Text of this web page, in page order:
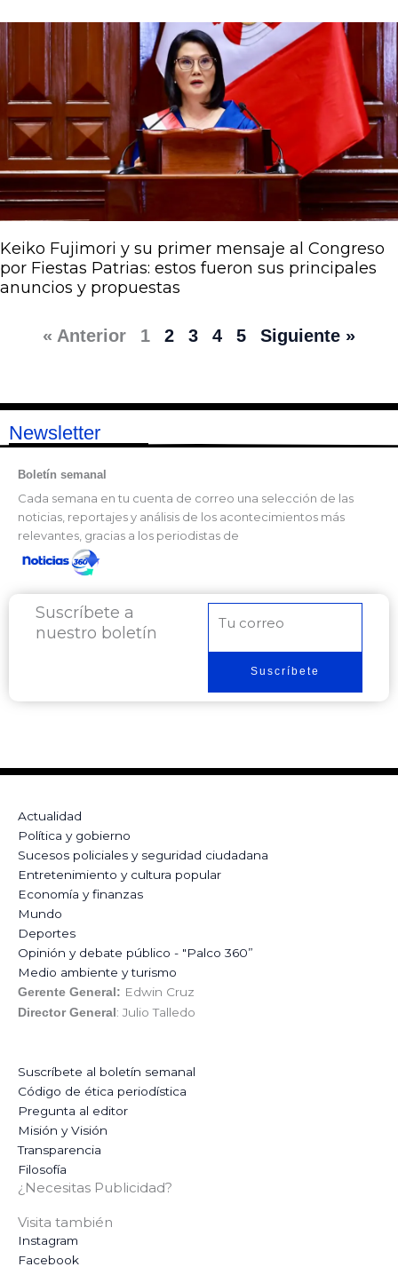
Keiko Fujimori y su primer mensaje al Congreso
por Fiestas Patrias: estos fueron sus principales
anuncios y propuestas
« Anterior 1 2 3 4 5 Siguiente »
Newsletter
Boletín semanal
Cada semana en tu cuenta de correo una selección de las
noticias, reportajes y análisis de los acontecimientos más
relevantes, gracias a los periodistas de
Suscríbete a
nuestro boletín
electrónico
Suscríbete
Actualidad
Política y gobierno
Sucesos policiales y seguridad ciudadana
Entretenimiento y cultura popular
Economía y finanzas
Mundo
Deportes
Opinión y debate público - "Palco 360”
Medio ambiente y turismo
Gerente General: Edwin Cruz
Director General : Julio Talledo
Suscríbete al boletín semanal
Código de ética periodística
Pregunta al editor
Misión y Visión
Transparencia
Filosofía
¿Necesitas Publicidad?
Visita también
Instagram
Facebook